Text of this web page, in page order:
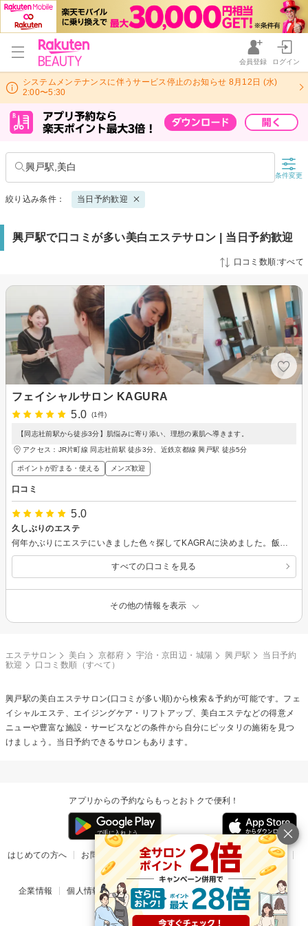
会員登録 ログイン
システムメンテナンスに伴うサービス停止のお知らせ 8月12日 (水)
2:00〜5:30
興戸駅,美白
条件変更
絞り込み条件： 当日予約歓迎
興戸駅で口コミが多い美白エステサロン | 当日予約歓迎
口コミ数順:すべて
フェイシャルサロン KAGURA
5.0
(1件)
【同志社前駅から徒歩3分】肌悩みに寄り添い、理想の素肌へ導きます。
アクセス：JR片町線 同志社前駅 徒歩3分、近鉄京都線 興戸駅 徒歩5分
ポイントが貯まる・使える メンズ歓迎
口コミ
5.0
久しぶりのエステ
すべての口コミを見る
その他の情報を表示
エステサロン 美白 京都府 宇治・京田辺・城陽 興戸駅
当日予約
歓迎
口コミ数順（すべて）
興戸駅の美白エステサロン(口コミが多い順)から検索＆予約が可能です。フェ
イシャルエステ、エイジングケア・リフトアップ、美白エステなどの得意メ
ニューや豊富な施設・サービスなどの条件から自分にピッタリの施術を見つ
けましょう。当日予約できるサロンもあります。
アプリからの予約ならもっとおトクで便利！
はじめての方へ お問い合わせ ヘルプ リリース情報
利用規約
掲載ご希望のサロン様
企業情報 個人情報保護方針 楽天のサービス一覧 アプリ一覧
© Rakuten Group, Inc.